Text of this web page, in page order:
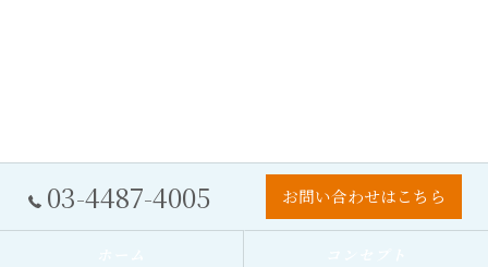
03-4487-4005 お問い合わせはこちら